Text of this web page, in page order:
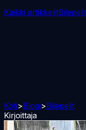
Kaikki artikkelitBilepelit
Koti>Blogi>Bilepelit
Kirjoittaja